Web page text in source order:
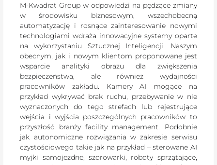
M-Kwadrat Group w odpowiedzi na pędzące zmiany
w środowisku biznesowym, wszechobecną
automatyzację i rosnące zainteresowanie nowymi
technologiami wdraża innowacyjne systemy oparte
na wykorzystaniu Sztucznej Inteligencji. Naszym
obecnym, jak i nowym klientom proponowane jest
wsparcie analityki obrazu dla zwiększenia
bezpieczeństwa, ale również wydajności
pracowników zakładu. Kamery AI mogące na
przykład wykrywać brak ruchu, przebywanie w nie
wyznaczonych do tego strefach lub rejestrujące
wejścia i wyjścia poszczególnych pracowników to
przyszłość branży facility management. Podobnie
jak autonomiczne rozwiązania w zakresie serwisu
czystościowego takie jak na przykład – sterowane AI
myjki samojezdne, szorowarki, roboty sprzątające,